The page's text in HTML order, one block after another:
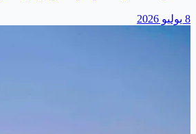
8 يوليو 2026